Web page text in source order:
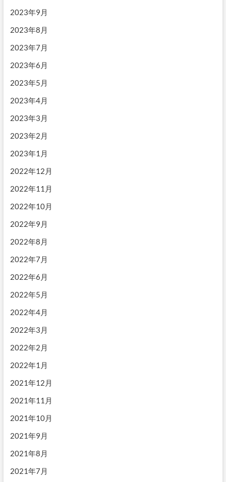
2023年9月
2023年8月
2023年7月
2023年6月
2023年5月
2023年4月
2023年3月
2023年2月
2023年1月
2022年12月
2022年11月
2022年10月
2022年9月
2022年8月
2022年7月
2022年6月
2022年5月
2022年4月
2022年3月
2022年2月
2022年1月
2021年12月
2021年11月
2021年10月
2021年9月
2021年8月
2021年7月